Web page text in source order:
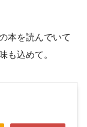
本を読んでいて
も込めて。